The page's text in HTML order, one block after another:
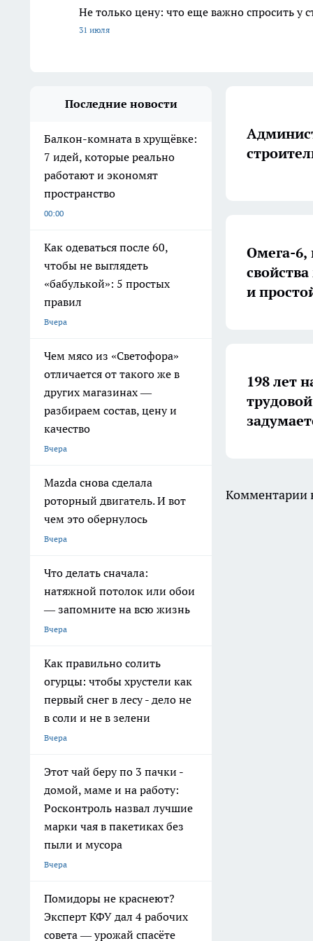
Не только цену: что еще важно спросить у
31 июля
Последние новости
Балкон-комната в хрущёвке:
7 идей, которые реально
работают и экономят
пространство
00:00
Как одеваться после 60,
чтобы не выглядеть
«бабулькой»: 5 простых
правил
Вчера
Чем мясо из «Светофора»
отличается от такого же в
других магазинах —
разбираем состав, цену и
качество
Вчера
Mazda снова сделала
роторный двигатель. И вот
чем это обернулось
Вчера
Что делать сначала:
натяжной потолок или обои
— запомните на всю жизнь
Вчера
Как правильно солить
огурцы: чтобы хрустели как
первый снег в лесу - дело не
в соли и не в зелени
Вчера
Этот чай беру по 3 пачки -
домой, маме и на работу:
Росконтроль назвал лучшие
марки чая в пакетиках без
пыли и мусора
Вчера
Помидоры не краснеют?
Эксперт КФУ дал 4 рабочих
совета — урожай спасёте
Омега-
и
198 лет
Комментарии